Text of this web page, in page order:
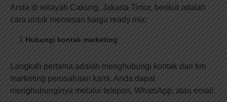
Anda di wilayah Cakung, Jakarta Timur, berikut adalah
cara untuk memesan harga ready mix:
Hubungi kontak marketing
Langkah pertama adalah menghubungi kontak dari tim
marketing perusahaan kami. Anda dapat
menghubunginya melalui telepon, WhatsApp, atau email.